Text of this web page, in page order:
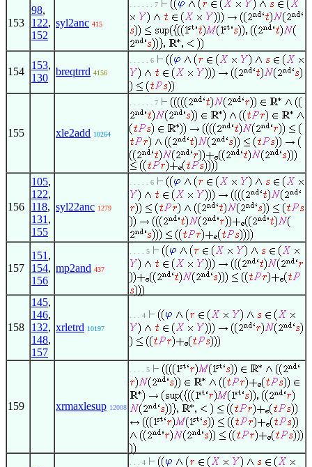
153
98,
122,
152
syl2anc 415
. . . . . . 7
154
153,
130
breqtrrd 4156
. . . . . 6
155 xle2add 10264
. . . . . . 7
156
105,
122,
118,
131 ,
155
syl22anc 1279
. . . . . 6
157
151 ,
154,
156
mp2and 437
. . . . 5
158
145,
146,
132,
148,
157
xrletrd 10197
. . . 4
159 xrmaxlesup 12008
. . . . 5
. . . 4